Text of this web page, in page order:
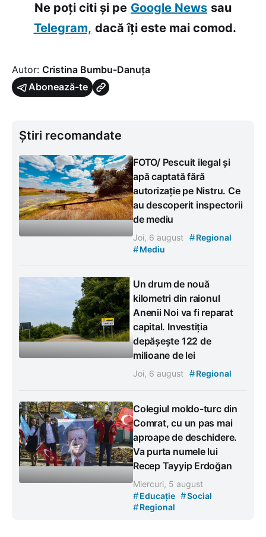
Ne poți citi și pe Google News sau
Telegram, dacă îți este mai comod.
Autor: Cristina Bumbu-Danuța
Abonează-te
Știri recomandate
FOTO/ Pescuit ilegal și
apă captată fără
autorizație pe Nistru. Ce
au descoperit inspectorii
de mediu
Joi, 6 august #Regional
#Mediu
Un drum de nouă
kilometri din raionul
Anenii Noi va fi reparat
capital. Investiția
depășește 122 de
milioane de lei
Joi, 6 august #Regional
Colegiul moldo-turc din
Comrat, cu un pas mai
aproape de deschidere.
Va purta numele lui
Recep Tayyip Erdoğan
Miercuri, 5 august
#Educație #Social
#Regional